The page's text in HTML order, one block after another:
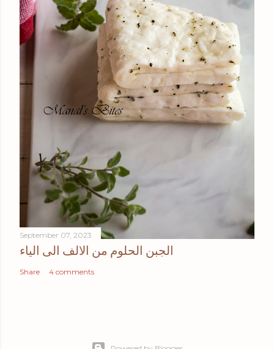
September 07, 2023
الجبن الحلوم من الالف الى الياء
Share 4 comments